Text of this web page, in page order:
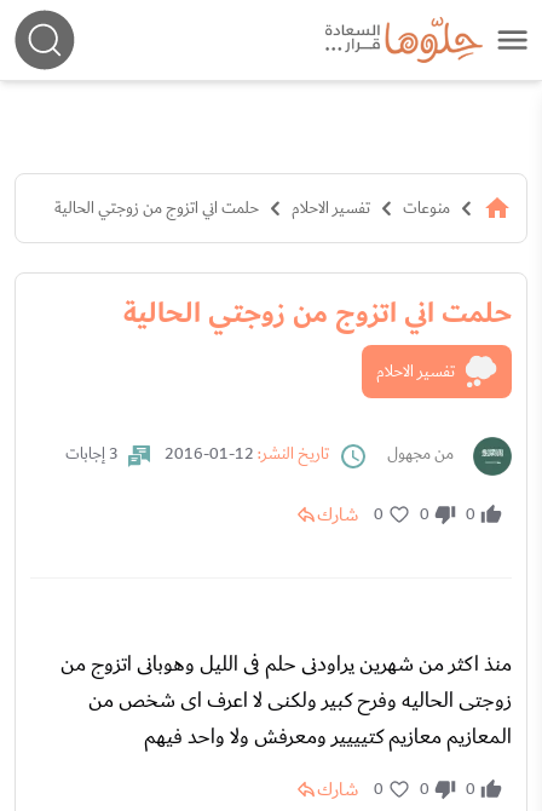
منوعات تفسير الاحلام حلمت اني اتزوج من زوجتي الحالية
حلمت اني اتزوج من زوجتي الحالية
تفسير الاحلام
من مجهول تاريخ النشر: 3 إجابات
0
0
0 شارك
منذ اكثر من شهرين يراودنى حلم فى الليل وهوبانى اتزوج من
زوجتى الحاليه وفرح كبير ولكنى لا اعرف اى شخص من
المعازيم معازيم كتيييير ومعرفش ولا واحد فيهم
0
0
0 شارك